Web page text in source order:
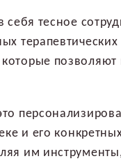
тесное
позволяют
и его
им